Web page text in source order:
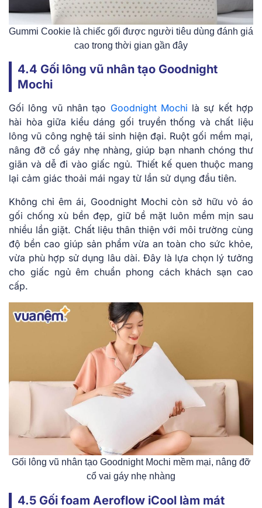
Gummi Cookie là chiếc gối được người tiêu dùng đánh giá
cao trong thời gian gần đây
4.4 Gối lông vũ nhân tạo Goodnight
Mochi
Gối lông vũ nhân tạo Goodnight Mochi là sự kết hợp
hài hòa giữa kiểu dáng gối truyền thống và chất liệu
lông vũ công nghệ tái sinh hiện đại. Ruột gối mềm mại,
nâng đỡ cổ gáy nhẹ nhàng, giúp bạn nhanh chóng thư
giãn và dễ đi vào giấc ngủ. Thiết kế quen thuộc mang
lại cảm giác thoải mái ngay từ lần sử dụng đầu tiên.
Không chỉ êm ái, Goodnight Mochi còn sở hữu vỏ áo
gối chống xù bền đẹp, giữ bề mặt luôn mềm mịn sau
nhiều lần giặt. Chất liệu thân thiện với môi trường cùng
độ bền cao giúp sản phẩm vừa an toàn cho sức khỏe,
vừa phù hợp sử dụng lâu dài. Đây là lựa chọn lý tưởng
cho giấc ngủ êm chuẩn phong cách khách sạn cao
cấp.
Gối lông vũ nhân tạo Goodnight Mochi mềm mại, nâng đỡ
cổ vai gáy nhẹ nhàng
4.5 Gối foam Aeroflow iCool làm mát